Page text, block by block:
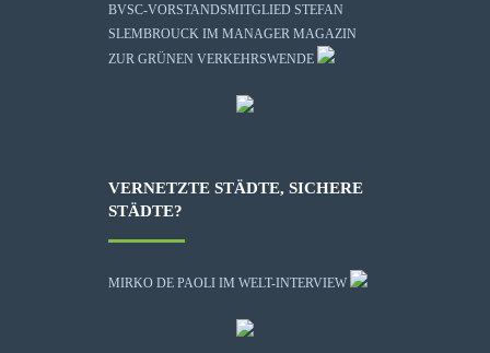
BVSC-VORSTANDSMITGLIED STEFAN
SLEMBROUCK IM MANAGER MAGAZIN
ZUR GRÜNEN VERKEHRSWENDE
VERNETZTE STÄDTE, SICHERE
STÄDTE?
MIRKO DE PAOLI IM WELT-INTERVIEW